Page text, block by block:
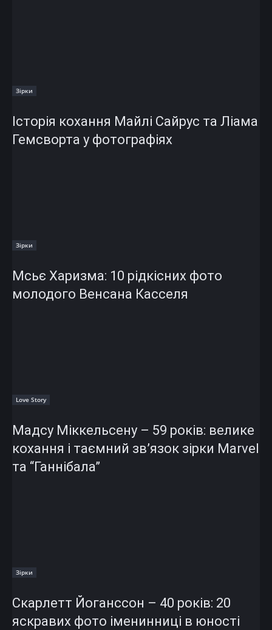
Зірки
Історія кохання Майлі Сайрус та Ліама
Гемсворта у фотографіях
Зірки
Мсьє Харизма: 10 рідкісних фото
молодого Венсана Касселя
Love Story
Мадсу Міккельсену – 59 років: велике
кохання і таємний зв’язок зірки Marvel
та “Ганнібала”
Зірки
Скарлетт Йоганссон – 40 років: 20
яскравих фото іменинниці в юності